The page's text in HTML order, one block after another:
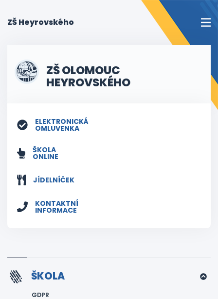
ZŠ Heyrovského
ZŠ OLOMOUC
HEYROVSKÉHO
ELEKTRONICKÁ
OMLUVENKA
ŠKOLA
ONLINE
JÍDELNÍČEK
KONTAKTNÍ
INFORMACE
ŠKOLA
GDPR